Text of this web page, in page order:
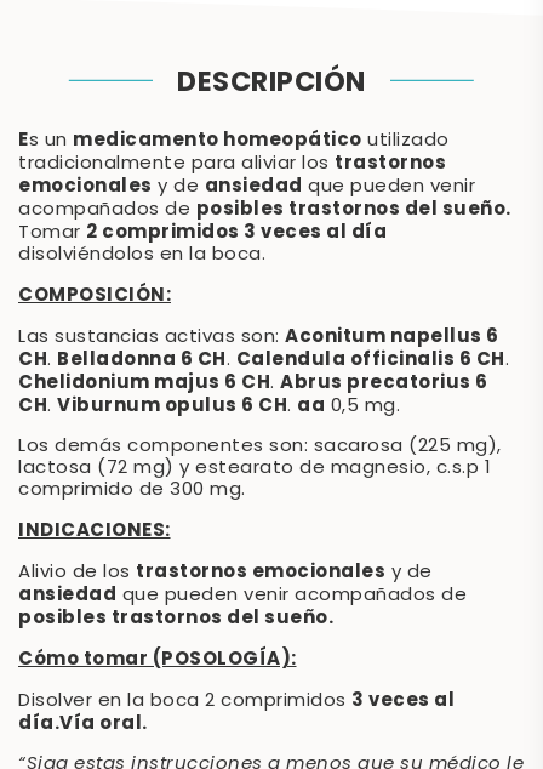
DESCRIPCIÓN
Es un medicamento homeopático utilizado
tradicionalmente para aliviar los trastornos
emocionales y de ansiedad que pueden venir
acompañados de posibles trastornos del sueño.
Tomar 2 comprimidos 3 veces al día
disolviéndolos en la boca.
COMPOSICIÓN:
Las sustancias activas son: Aconitum napellus 6
CH. Belladonna 6 CH. Calendula officinalis 6 CH.
Chelidonium majus 6 CH. Abrus precatorius 6
CH. Viburnum opulus 6 CH. aa 0,5 mg.
Los demás componentes son: sacarosa (225 mg),
lactosa (72 mg) y estearato de magnesio, c.s.p 1
comprimido de 300 mg.
INDICACIONES:
Alivio de los trastornos emocionales y de
ansiedad que pueden venir acompañados de
posibles trastornos del sueño.
Cómo tomar (POSOLOGÍA):
Disolver en la boca 2 comprimidos 3 veces al
día.Vía oral.